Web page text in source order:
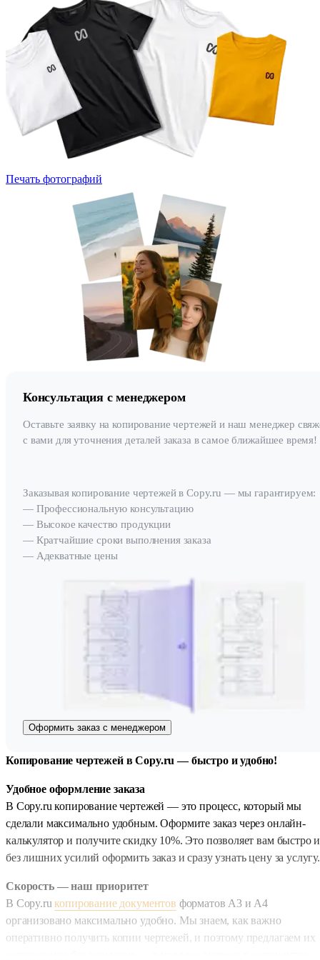
Печать фотографий
Консультация с менеджером
Оставьте заявку на копирование чертежей и наш менеджер
с вами для уточнения деталей заказа в самое ближайшее время!
Заказывая копирование чертежей в Copy.ru — мы гарантируем:
— Профессиональную консультацию
— Высокое качество продукции
— Кратчайшие сроки выполнения заказа
— Адекватные цены
Оформить заказ с менеджером
Копирование чертежей в Copy.ru — быстро и удобно!
Удобное оформление заказа
В Copy.ru копирование чертежей — это процесс, который мы
сделали максимально удобным. Оформите заказ через онлайн-
калькулятор и получите скидку 10%. Это позволяет вам быстро и
без лишних усилий оформить заказ и сразу узнать цену за услугу.
Скорость — наш приоритет
В Copy.ruкопирование документов форматов А3 и А4
организовано максимально удобно. Мы знаем, как важно
оперативно получить копии чертежей, и поэтому предлагаем их